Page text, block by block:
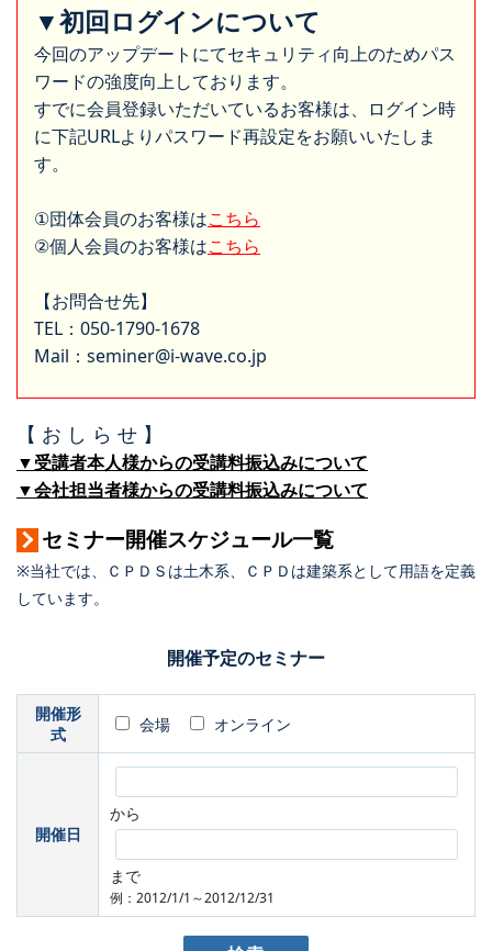
▼初回ログインについて
今回のアップデートにてセキュリティ向上のためパス
ワードの強度向上しております。
すでに会員登録いただいているお客様は、ログイン時
に下記URLよりパスワード再設定をお願いいたしま
す。
①団体会員のお客様はこちら
②個人会員のお客様はこちら
【お問合せ先】
TEL：050-1790-1678
Mail：seminer@i-wave.co.jp
【 お し ら せ 】
▼受講者本人様からの受講料振込みについて
▼会社担当者様からの受講料振込みについて
セミナー開催スケジュール一覧
※当社では、ＣＰＤＳは土木系、ＣＰＤは建築系として用語を定義
しています。
開催予定のセミナー
開催形
式
会場 オンライン
開催日
から
まで
例：2012/1/1～2012/12/31